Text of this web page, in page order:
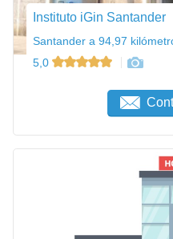
Instituto iGin Santander
Santander a 94,97
5,0